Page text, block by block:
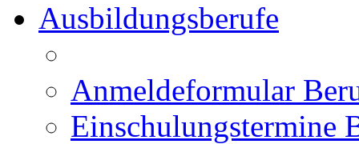
Ausbildungsberufe
Anmeldeformular
Einschulungstermine